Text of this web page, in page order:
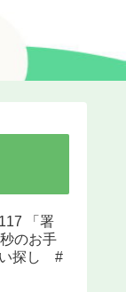
「署
のお手
い探し #